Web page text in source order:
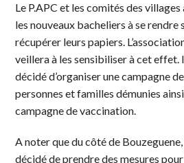
Le P.APC et les comités des
les nouveaux bacheliers à se rendre
récupérer leurs papiers.
veillera à les sensibiliser à cet effet.
décidé d’organiser une campagne
personnes et familles démunies
campagne de vaccination.
A noter que du côté de
décidé de prendre des mesures